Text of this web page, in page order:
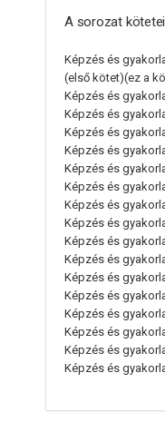
A sorozat kötetei
Képzés és
(első kötet)(ez a
Képzés és
Képzés és
Képzés és
Képzés és
Képzés és
Képzés és
Képzés és
Képzés és
Képzés és
Képzés és
Képzés és
Képzés és
Képzés és
Képzés és
Képzés és
Képzés és